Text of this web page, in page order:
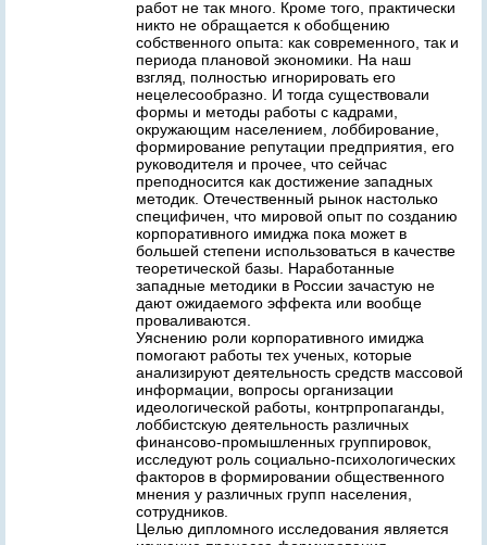
работ не так много. Кроме того, практически
никто не обращается к обобщению
собственного опыта: как современного, так и
периода плановой экономики. На наш
взгляд, полностью игнорировать его
нецелесообразно. И тогда существовали
формы и методы работы с кадрами,
окружающим населением, лоббирование,
формирование репутации предприятия, его
руководителя и прочее, что сейчас
преподносится как достижение западных
методик. Отечественный рынок настолько
специфичен, что мировой опыт по созданию
корпоративного имиджа пока может в
большей степени использоваться в качестве
теоретической базы. Наработанные
западные методики в России зачастую не
дают ожидаемого эффекта или вообще
проваливаются.
Уяснению роли корпоративного имиджа
помогают работы тех ученых, которые
анализируют деятельность средств массовой
информации, вопросы организации
идеологической работы, контрпропаганды,
лоббистскую деятельность различных
финансово-промышленных группировок,
исследуют роль социально-психологических
факторов в формировании общественного
мнения у различных групп населения,
сотрудников.
Целью дипломного исследования является